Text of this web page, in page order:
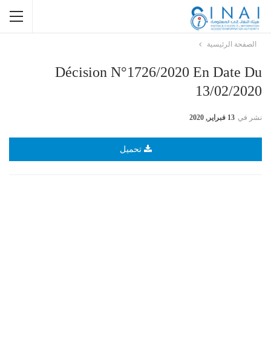
الصفحة الرئيسية
Décision N°1726/2020 En Date Du
13/02/2020
نشر في 13 فبراير, 2020
تحميل